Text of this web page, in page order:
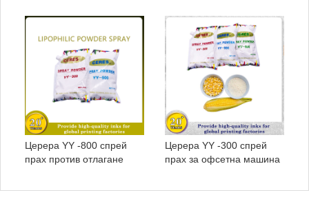
Церера YY -800 спрей
прах против отлагане
Церера YY -300 спрей
прах за офсетна машина